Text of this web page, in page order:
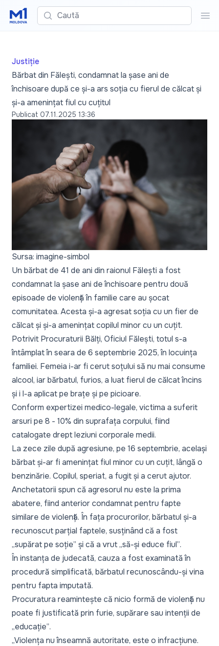
Caută
Justiție
Bărbat din Fălești, condamnat la șase ani de
închisoare după ce și-a ars soția cu fierul de călcat și
și-a amenințat fiul cu cuțitul
Publicat 07.11.2025 13:36
Sursa: imagine-simbol
Un bărbat de 41 de ani din raionul Fălești a fost
condamnat la șase ani de închisoare pentru două
episoade de violență în familie care au șocat
comunitatea. Acesta și-a agresat soția cu un fier de
călcat și și-a amenințat copilul minor cu un cuțit.
Potrivit Procuraturii Bălți, Oficiul Fălești, totul s-a
întâmplat în seara de 6 septembrie 2025, în locuința
familiei. Femeia i-ar fi cerut soțului să nu mai consume
alcool, iar bărbatul, furios, a luat fierul de călcat încins
și i l-a aplicat pe brațe și pe picioare.
Conform expertizei medico-legale, victima a suferit
arsuri pe 8 - 10% din suprafața corpului, fiind
catalogate drept leziuni corporale medii.
La zece zile după agresiune, pe 16 septembrie, același
bărbat și-ar fi amenințat fiul minor cu un cuțit, lângă o
benzinărie. Copilul, speriat, a fugit și a cerut ajutor.
Anchetatorii spun că agresorul nu este la prima
abatere, fiind anterior condamnat pentru fapte
similare de violență. În fața procurorilor, bărbatul și-a
recunoscut parțial faptele, susținând că a fost
„supărat pe soție” și că a vrut„să-și educe fiul”.
În instanța de judecată, cauza a fost examinată în
procedură simplificată, bărbatul recunoscându-și vina
pentru fapta imputată.
Procuratura reamintește că nicio formă de violență nu
poate fi justificată prin furie, supărare sau intenții de
„educație”.
„Violența nu înseamnă autoritate, este o infracțiune.